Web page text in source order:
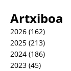
Artxiboa
2026 (162)
2025 (213)
2024 (186)
2023 (45)